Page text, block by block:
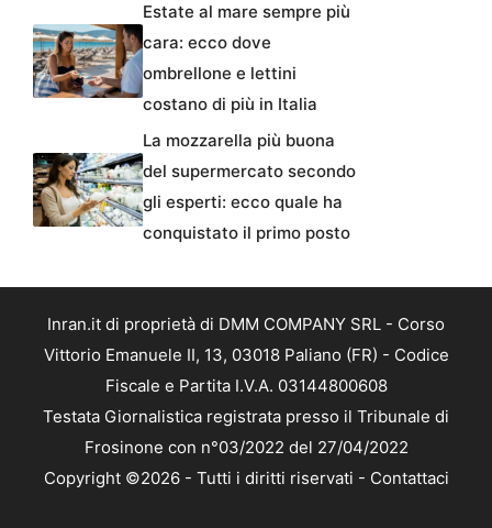
Estate al mare sempre più
cara: ecco dove
ombrellone e lettini
costano di più in Italia
La mozzarella più buona
del supermercato secondo
gli esperti: ecco quale ha
conquistato il primo posto
Inran.it di proprietà di DMM COMPANY SRL - Corso
Vittorio Emanuele II, 13, 03018 Paliano (FR) - Codice
Fiscale e Partita I.V.A. 03144800608
Testata Giornalistica registrata presso il Tribunale di
Frosinone con n°03/2022 del 27/04/2022
Copyright ©2026 - Tutti i diritti riservati - Contattaci